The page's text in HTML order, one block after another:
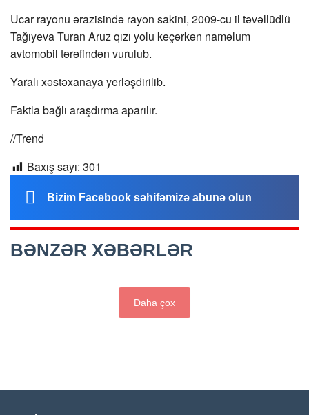
Ucar rayonu ərazisində rayon sakini, 2009-cu il təvəllüdlü
Tağıyeva Turan Aruz qızı yolu keçərkən naməlum
avtomobil tərəfindən vurulub.
Yaralı xəstəxanaya yerləşdirilib.
Faktla bağlı araşdırma aparılır.
//Trend
Baxış sayı: 301
Bizim Facebook səhifəmizə abunə olun
BƏNZƏR XƏBƏRLƏR
Daha çox